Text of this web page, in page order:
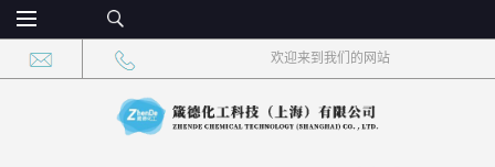
欢迎来到我们的网站